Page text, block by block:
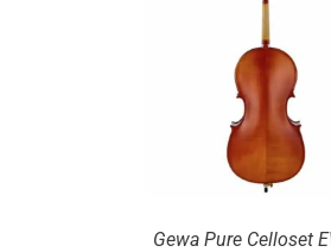
Gewa Pure Celloset